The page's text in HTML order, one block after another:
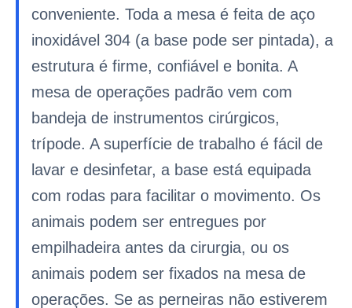
conveniente. Toda a mesa é feita de aço
inoxidável 304 (a base pode ser pintada), a
estrutura é firme, confiável e bonita. A
mesa de operações padrão vem com
bandeja de instrumentos cirúrgicos,
trípode. A superfície de trabalho é fácil de
lavar e desinfetar, a base está equipada
com rodas para facilitar o movimento. Os
animais podem ser entregues por
empilhadeira antes da cirurgia, ou os
animais podem ser fixados na mesa de
operações. Se as perneiras não estiverem